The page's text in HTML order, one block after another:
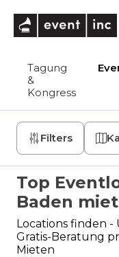
Tagung
&
Kongress
Filters
Top
Baden
Locations finden -
Gratis-Beratung
Mieten